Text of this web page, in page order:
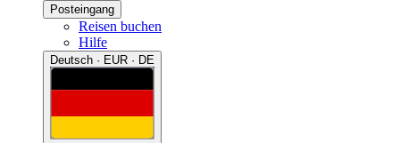
Posteingang
Reisen buchen
Hilfe
Deutsch · EUR · DE